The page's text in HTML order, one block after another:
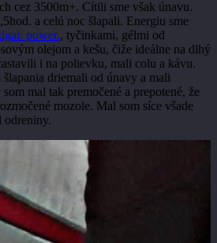
cez 3500m+. Cítili sme však únavu.
a celú noc šlapali. Energiu sme
power., tyčinkami, gélmi od
olejom a kešu, čiže ideálne na dlhý
i na polievku, mali colu a kávu.
driemali od únavy a mali
mal tak premočené a prepotené, že
mozole. Mal som síce všade
odreniny.